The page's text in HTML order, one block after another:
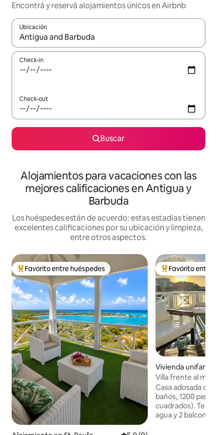
Encontrá y reservá alojamientos únicos en Airbnb
Ubicación
Cuando los resultados estén disponibles, navegá con las
Check-in
Check-out
Buscar
Alojamientos para vacaciones con las
mejores calificaciones en Antigua y
Barbuda
Los huéspedes están de acuerdo: estas estadías tienen
excelentes calificaciones por su ubicación y limpieza,
entre otros aspectos.
Favorito entre los huéspedes más destacados
Favorito entre huéspedes Favorito entre
Favorito entre
Vivienda
Harbour
Villa frente al mar
diseño
Casa adosada
baños, 1200 pies
cuadrados).
agua y 2